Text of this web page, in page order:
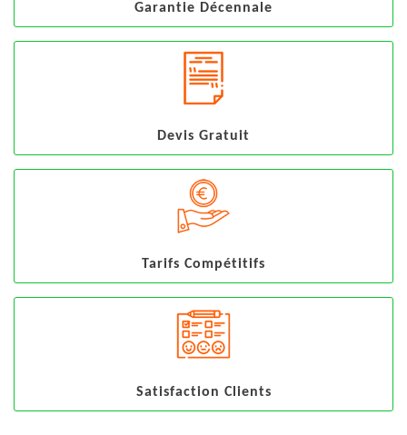
Garantie Décennale
Devis Gratuit
Tarifs Compétitifs
Satisfaction Clients